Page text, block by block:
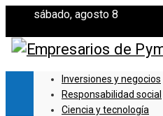
sábado, agosto 8
Inversiones y negocios
Responsabilidad social
Ciencia y tecnología